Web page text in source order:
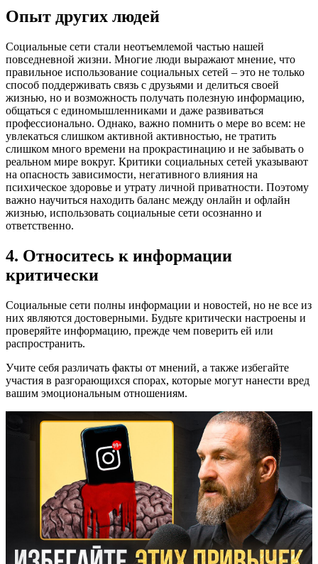
Опыт других людей
Социальные сети стали неотъемлемой частью нашей
повседневной жизни. Многие люди выражают мнение, что
правильное использование социальных сетей – это не только
способ поддерживать связь с друзьями и делиться своей
жизнью, но и возможность получать полезную информацию,
общаться с единомышленниками и даже развиваться
профессионально. Однако, важно помнить о мере во всем: не
увлекаться слишком активной активностью, не тратить
слишком много времени на прокрастинацию и не забывать о
реальном мире вокруг. Критики социальных сетей указывают
на опасность зависимости, негативного влияния на
психическое здоровье и утрату личной приватности. Поэтому
важно научиться находить баланс между онлайн и офлайн
жизнью, использовать социальные сети осознанно и
ответственно.
4. Относитесь к информации
критически
Социальные сети полны информации и новостей, но не все из
них являются достоверными. Будьте критически настроены и
проверяйте информацию, прежде чем поверить ей или
распространить.
Учите себя различать факты от мнений, а также избегайте
участия в разгорающихся спорах, которые могут нанести вред
вашим эмоциональным отношениям.